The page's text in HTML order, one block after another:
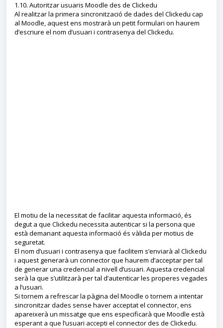
1.10. Autoritzar usuaris Moodle des de Clickedu
Al realitzar la primera sincronització de dades del Clickedu cap
al Moodle, aquest ens mostrarà un petit formulari on haurem
d’escriure el nom d’usuari i contrasenya del Clickedu.
El motiu de la necessitat de facilitar aquesta informació, és
degut a que Clickedu necessita autenticar si la persona que
està demanant aquesta informació és vàlida per motius de
seguretat.
El nom d’usuari i contrasenya que facilitem s’enviarà al Clickedu
i aquest generarà un connector que haurem d’acceptar per tal
de generar una credencial a nivell d’usuari. Aquesta credencial
serà la que s’utilitzarà per tal d’autenticar les properes vegades
a l’usuari.
Si tornem a refrescar la pàgina del Moodle o tornem a intentar
sincronitzar dades sense haver acceptat el connector, ens
apareixerà un missatge que ens especificarà que Moodle està
esperant a que l’usuari accepti el connector des de Clickedu.